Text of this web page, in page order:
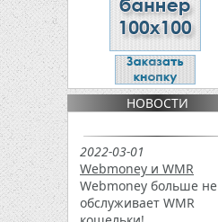
НОВОСТИ
2022-03-01
Webmoney и WMR
Webmoney больше не
обслуживает WMR